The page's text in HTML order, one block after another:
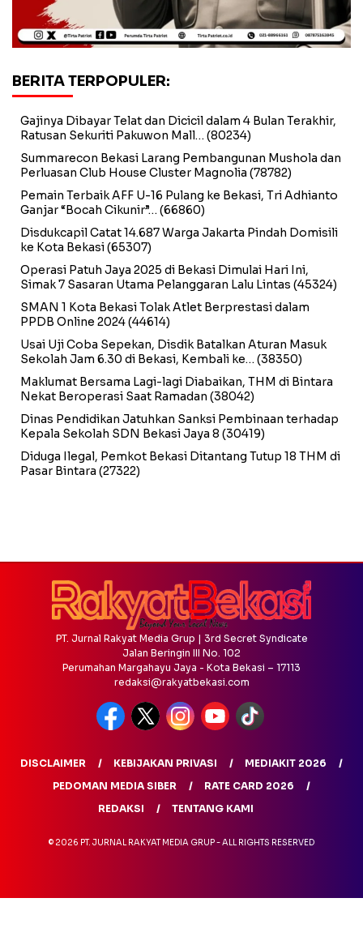
BERITA TERPOPULER:
Gajinya Dibayar Telat dan Dicicil dalam 4 Bulan Terakhir,
Ratusan Sekuriti Pakuwon Mall… (80234)
Summarecon Bekasi Larang Pembangunan Mushola dan
Perluasan Club House Cluster Magnolia (78782)
Pemain Terbaik AFF U-16 Pulang ke Bekasi, Tri Adhianto
Ganjar “Bocah Cikunir”… (66860)
Disdukcapil Catat 14.687 Warga Jakarta Pindah Domisili
ke Kota Bekasi(65307)
Operasi Patuh Jaya 2025 di Bekasi Dimulai Hari Ini,
Simak 7 Sasaran Utama Pelanggaran Lalu Lintas (45324)
SMAN 1 Kota Bekasi Tolak Atlet Berprestasi dalam
PPDB Online 2024(44614)
Usai Uji Coba Sepekan, Disdik Batalkan Aturan Masuk
Sekolah Jam 6.30 di Bekasi, Kembali ke… (38350)
Maklumat Bersama Lagi-lagi Diabaikan, THM di Bintara
Nekat Beroperasi Saat Ramadan (38042)
Dinas Pendidikan Jatuhkan Sanksi Pembinaan terhadap
Kepala Sekolah SDN Bekasi Jaya 8 (30419)
Diduga Ilegal, Pemkot Bekasi Ditantang Tutup 18 THM di
Pasar Bintara (27322)
PT. Jurnal Rakyat Media Grup | 3rd Secret Syndicate
Jalan Beringin III No. 102
Perumahan Margahayu Jaya - Kota Bekasi – 17113
redaksi@rakyatbekasi.com
DISCLAIMER KEBIJAKAN PRIVASI
MEDIAKIT 2026
PEDOMAN MEDIA SIBER
RATE CARD 2026
REDAKSI
TENTANG KAMI
© 2026 PT. JURNAL RAKYAT MEDIA GRUP - ALL RIGHTS RESERVED